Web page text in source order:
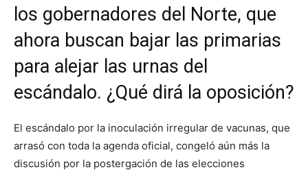
los gobernadores del Norte, que
ahora buscan bajar las primarias
para alejar las urnas del
escándalo. ¿Qué dirá la oposición?
El escándalo por la inoculación irregular de vacunas, que
arrasó con toda la agenda oficial, congeló aún más la
discusión por la postergación de las elecciones